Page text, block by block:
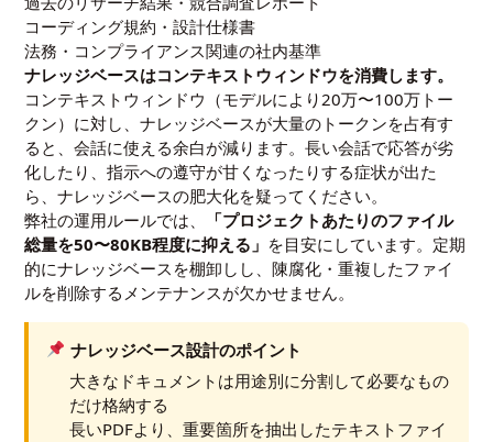
コーディング規約・設計仕様書
法務・コンプライアンス関連の社内基準
ナレッジベースはコンテキストウィンドウを消費します。
コンテキストウィンドウ（モデルにより20万〜100万トー
クン）に対し、ナレッジベースが大量のトークンを占有す
ると、会話に使える余白が減ります。長い会話で応答が劣
化したり、指示への遵守が甘くなったりする症状が出た
ら、ナレッジベースの肥大化を疑ってください。
弊社の運用ルールでは、
「プロジェクトあたりのファイル
総量を50〜80KB程度に抑える」 を目安にしています。定期
的にナレッジベースを棚卸しし、陳腐化・重複したファイ
ルを削除するメンテナンスが欠かせません。
ナレッジベース設計のポイント
大きなドキュメントは用途別に分割して必要なもの
だけ格納する
長いPDFより、重要箇所を抽出したテキストファイ